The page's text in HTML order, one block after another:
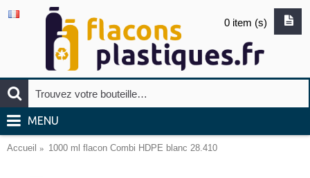
0 item (s)
MENU
Accueil 1000 ml flacon Combi HDPE blanc 28.410